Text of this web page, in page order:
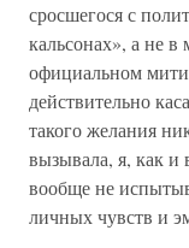
сросшегося с
кальсонах», а не
официальном
действительно
такого желания
вызывала, я, как и
вообще не
личных чувств и